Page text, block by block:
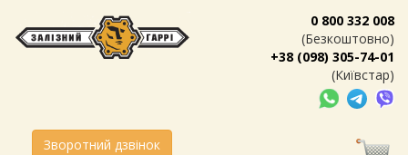
0 800 332 008
(Безкоштовно)
+38 (098) 305-74-01
(Київстар)
Зворотний дзвінок